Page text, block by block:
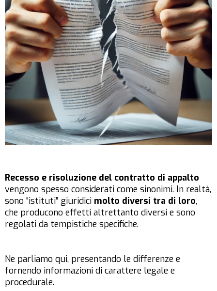
Recesso e risoluzione del contratto di appalto
vengono spesso considerati come sinonimi. In realtà,
sono “istituti” giuridici molto diversi tra di loro,
che producono effetti altrettanto diversi e sono
regolati da tempistiche specifiche.
Ne parliamo qui, presentando le differenze e
fornendo informazioni di carattere legale e
procedurale.